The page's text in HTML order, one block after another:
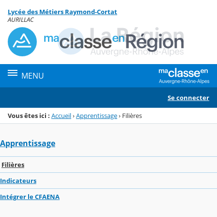
Menu de la rubrique
Contenu
Lycée des Métiers Raymond-Cortat
AURILLAC
MENU
Se connecter
Vous êtes ici : Accueil›Apprentissage› Filières
Apprentissage
Filières
Indicateurs
Intégrer le CFAENA